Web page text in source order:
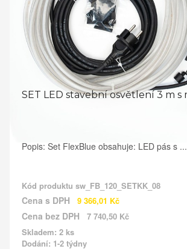
Popis: Set FlexBlue obsahuje: LED pás s ...
Kód produktu sw_FB_120_SETKK_08
Cena s DPH 9 366,01 Kč
Cena bez DPH
7 740,50 Kč
Skladem: 2 ks
Dodání: 1-2 týdny